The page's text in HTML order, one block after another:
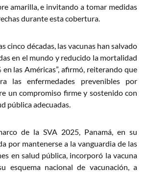
amarilla, e invitando a tomar medidas
durante esta cobertura.
cinco décadas, las vacunas han salvado
en el mundo y reducido la mortalidad
las Américas”, afirmó, reiterando que
las enfermedades prevenibles por
un compromiso firme y sostenido con
pública adecuadas.
de la SVA 2025, Panamá, en su
por mantenerse a la vanguardia de las
en salud pública, incorporó la vacuna
esquema nacional de vacunación, a